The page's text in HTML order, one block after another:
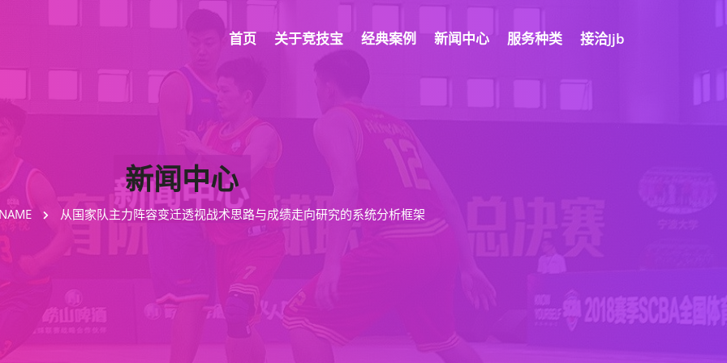
首页 关于竞技宝 经典案例 新闻中心 服务种类 接洽jjb
新闻中心
从国家队主力阵容变迁透视战术思路与成绩走向研究的系统分析框架